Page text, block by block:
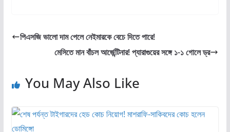
পিএসজি ভালো দাম পেলে নেইমারকে বেচে দিতে পারে!
মেসিতে মান বাঁচল আর্জেন্টিনার! প্যারাগুয়ের সঙ্গে ১-১ গোলে ড্র
You May Also Like